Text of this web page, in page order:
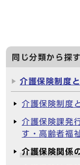
同じ分類から探す
介護保険制度
介護保険制度
介護保険課発
す・高齢者福
介護保険関係